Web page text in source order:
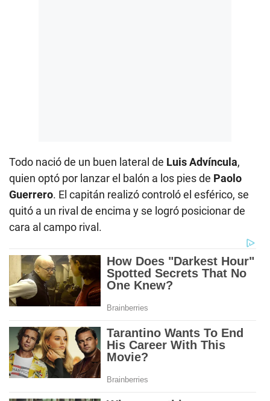
Todo nació de un buen lateral de Luis Advíncula,
quien optó por lanzar el balón a los pies de Paolo
Guerrero. El capitán realizó controló el esférico, se
quitó a un rival de encima y se logró posicionar de
cara al campo rival.